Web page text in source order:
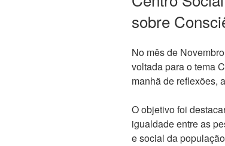
sobre
No mês de
voltada para o tema
manhã de reflexões,
O objetivo foi
igualdade entre as
e social da